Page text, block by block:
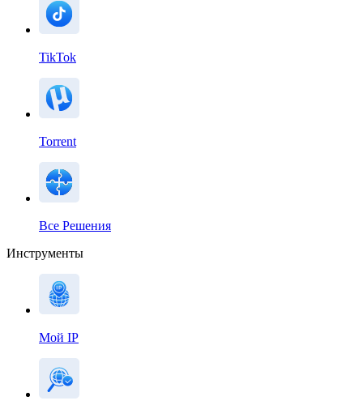
TikTok
Torrent
Все Решения
Инструменты
Мой IP